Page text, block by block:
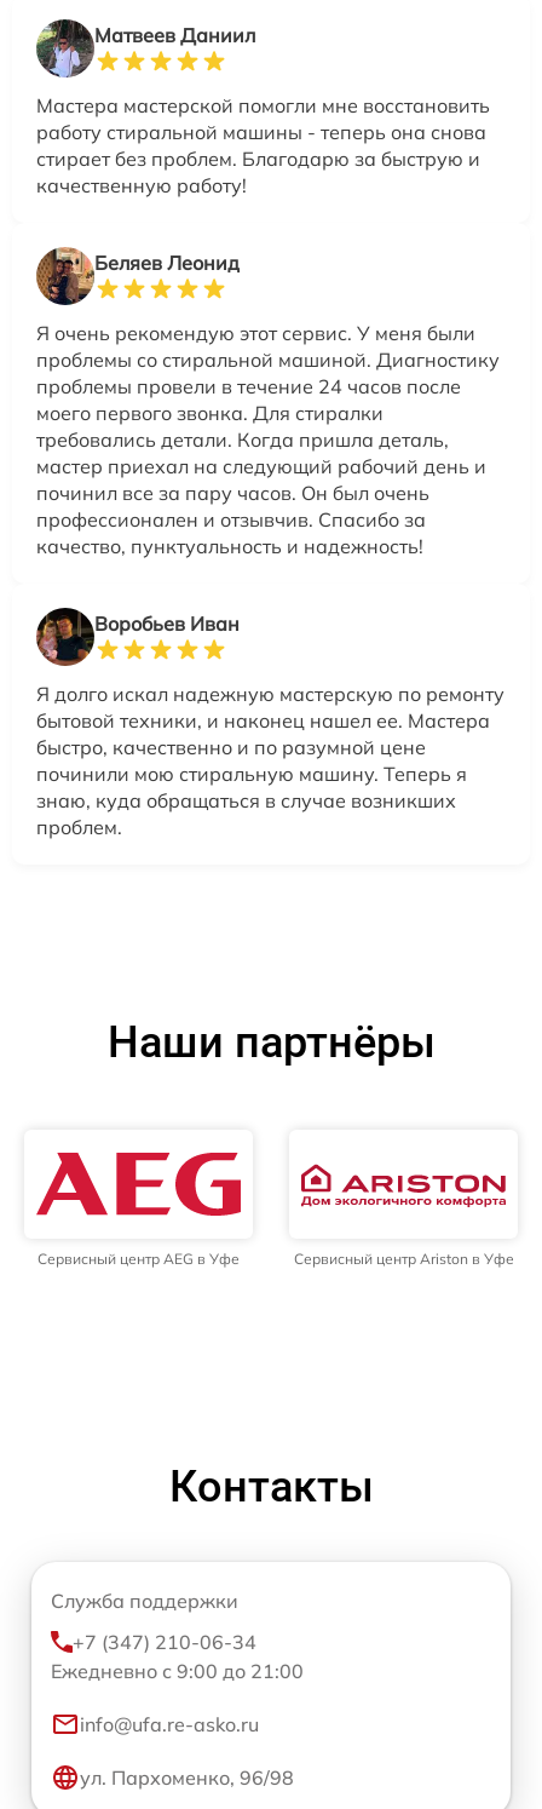
Матвеев Даниил
Мастера мастерской помогли мне восстановить
работу стиральной машины - теперь она снова
стирает без проблем. Благодарю за быструю и
качественную работу!
Беляев Леонид
Я очень рекомендую этот сервис. У меня были
проблемы со стиральной машиной. Диагностику
проблемы провели в течение 24 часов после
моего первого звонка. Для стиралки
требовались детали. Когда пришла деталь,
мастер приехал на следующий рабочий день и
починил все за пару часов. Он был очень
профессионален и отзывчив. Спасибо за
качество, пунктуальность и надежность!
Воробьев Иван
Я долго искал надежную мастерскую по ремонту
бытовой техники, и наконец нашел ее. Мастера
быстро, качественно и по разумной цене
починили мою стиральную машину. Теперь я
знаю, куда обращаться в случае возникших
проблем.
Наши партнёры
Сервисный центр AEG в Уфе Сервисный центр Ariston в Уфе
Контакты
Служба поддержки
+7 (347) 210-06-34
Ежедневно с 9:00 до 21:00
info@ufa.re-asko.ru
ул. Пархоменко, 96/98